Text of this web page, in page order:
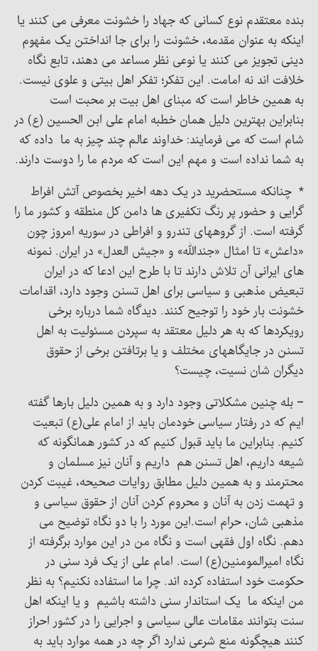
بنده معتقدم نوع کسانی که جهاد را خشونت معرفی می کنند یا
اینکه به عنوان مقدمه، خشونت را برای جا انداختن یک مفهوم
دینی تجویز می کنند یا نوعی نظر مساعد می دهند، تابع نگاه
خلافت اند نه امامت. این تفکر؛ تفکر اهل بیتی و علوی نیست.
به همین خاطر است که مبنای اهل بیت بر محبت است
بنابراین بهترین دلیل همان خطبه امام علی ابن الحسین (ع) در
شام است که می فرمایند: خداوند عالم چند چیز به ما داده که
به شما نداده است و مهم این است که مردم ما را دوست دارند.
* چنانکه مستحضرید در یک دهه اخیر بخصوص آتش افراط
گرایی و حضور پر رنگ تکفیری ها دامن کل منطقه و کشور ما را
گرفته است. از گروههای تندرو و افراطی در سوریه امروز چون
«داعش» تا امثال «جندالله» و «جیش العدل» در ایران. نمونه
های ایرانی آن تلاش دارند تا با طرح این ادعا که در ایران
تبعیض مذهبی و سیاسی برای اهل تسنن وجود دارد، اقدامات
خشونت بار خود را توجیح کنند. دیدگاه شما درباره برخی
رویکردها که به هر دلیل معتقد به سپردن مسئولیت به اهل
تسنن در جایگاههای مختلف و یا برتافتن برخی از حقوق
دیگران شان نسیت، چیست؟
– بله چنین مشکلاتی وجود دارد و به همین دلیل بارها گفته
ایم که در رفتار سیاسی خودمان باید از امام علی(ع) تبعیت
کنیم. بنابراین ما باید قبول کنیم که در کشور همانگونه که
شیعه داریم، اهل تسنن هم داریم و آنان نیز مسلمان و
محترمند و به همین دلیل مطابق روایات صحیحه، غیبت کردن
و تهمت زدن به آنان و محروم کردن آنان از حقوق سیاسی و
مذهبی شان، حرام است.این مورد را با دو نگاه توضیح می
دهم. نگاه اول فقهی است و نگاه من در این موارد برگرفته از
نگاه امیرالمومنین(ع) است. امام علی از یک فرد سنی در
حکومت خود استفاده کرده اند. چرا ما استفاده نکنیم؟ به نظر
من اینکه ما یک استاندار سنی داشته باشیم و یا اینکه اهل
سنت بتوانند مقامات عالی سیاسی و اجرایی را در کشور احراز
کنند هیچگونه منع شرعی ندارد اگر چه در همه موارد باید به